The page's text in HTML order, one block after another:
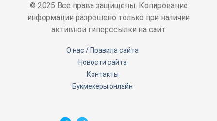
отв.
Гость 3 фев 2026, 04:47
© 2025 Все права защищены. Копирование
информации разрешено только при наличии
активной гиперссылки на сайт
О нас / Правила сайта
Новости сайта
Контакты
Букмекеры онлайн